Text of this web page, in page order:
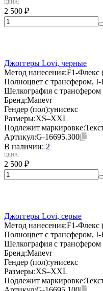
ЦЕНА:
2 500 ₽
Джоггеры Lovi, черные
Метод нанесения:F1-Флекс
Полноцвет с трансфером,
Шелкография с трансфером
Бренд:Manevr
Гендер (пол):унисекс
Размеры:XS–XXL
Подлежит маркировке:
Артикул:G-16695.300
В наличии: 2
ЦЕНА:
2 500 ₽
Джоггеры Lovi, серые
Метод нанесения:F1-Флекс
Полноцвет с трансфером,
Шелкография с трансфером
Бренд:Manevr
Гендер (пол):унисекс
Размеры:XS–XXL
Подлежит маркировке: